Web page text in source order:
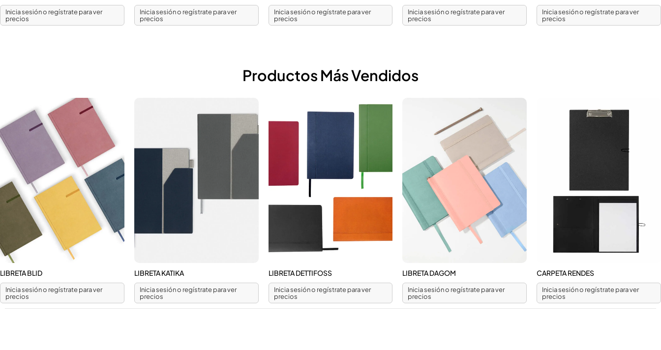
Inicia sesión o regístrate para ver
precios
Inicia sesión o regístrate para ver
precios
Inicia sesión o regístrate para ver
precios
Inicia sesión o regístrate para ver
precios
Inicia sesión o regístrate para ver
precios
Productos Más Vendidos
LIBRETA BLID
Inicia sesión o regístrate para ver
precios
LIBRETA KATIKA
Inicia sesión o regístrate para ver
precios
LIBRETA DETTIFOSS
Inicia sesión o regístrate para ver
precios
LIBRETA DAGOM
Inicia sesión o regístrate para ver
precios
CARPETA RENDES
Inicia sesión o regístrate para ver
precios